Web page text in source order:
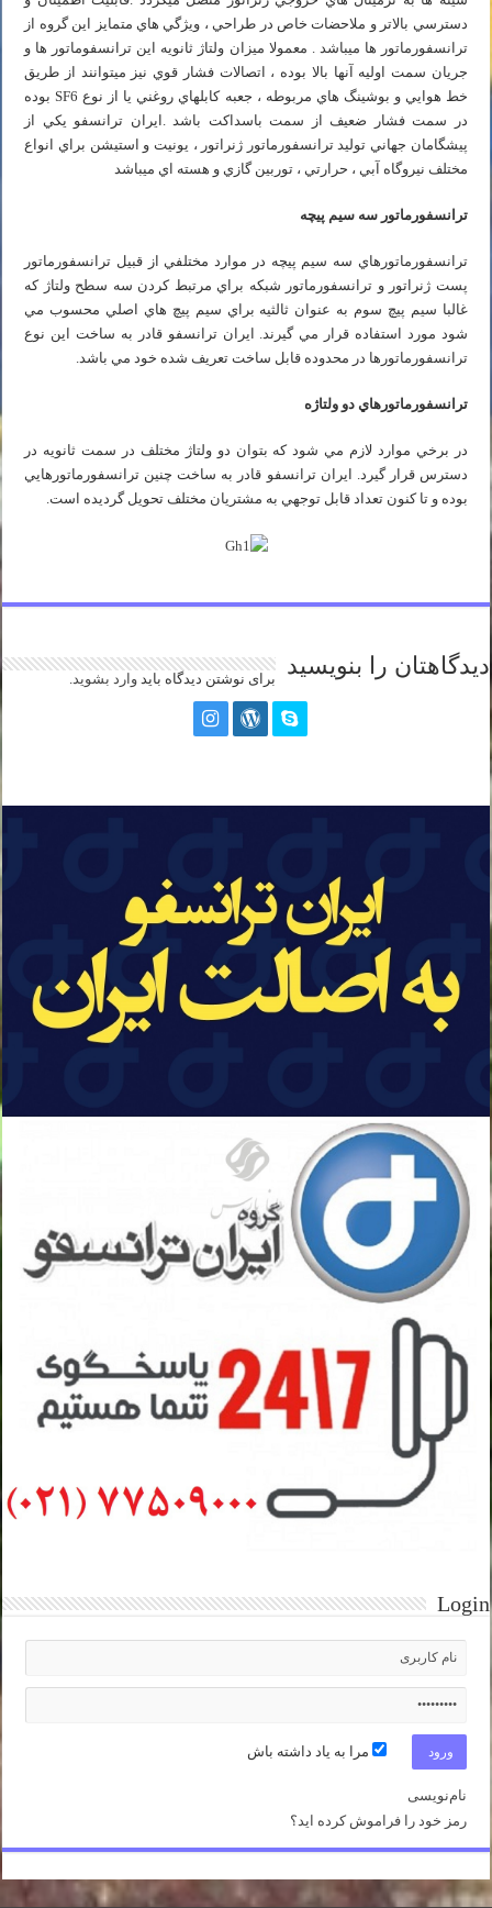
دسترسي بالاتر و ملاحضات خاص در طراحي ، ويژگي هاي متمايز اين گروه از
ترانسفورماتور ها ميباشد . معمولا ميزان ولتاژ ثانويه اين ترانسفوماتور ها و
جريان سمت اوليه آنها بالا بوده ، اتصالات فشار قوي نيز ميتوانند از طريق
خط هوايي و بوشينگ هاي مربوطه ، جعبه كابلهاي روغني يا از نوع SF6 بوده
در سمت فشار ضعيف از سمت باسداكت باشد .ايران ترانسفو يكي از
پيشگامان جهاني توليد ترانسفورماتور ژنراتور ، يونيت و استيشن براي انواع
مختلف نيروگاه آبي ، حرارتي ، توربين گازي و هسته اي ميباشد
ترانسفورماتور سه سيم پيچه
ترانسفورماتورهاي سه سيم پيچه در موارد مختلفي از قبيل ترانسفورماتور
پست ژنراتور و ترانسفورماتور شبكه براي مرتبط كردن سه سطح ولتاژ كه
غالبا سيم پيچ سوم به عنوان ثالثيه براي سيم پيچ هاي اصلي محسوب مي
شود مورد استفاده قرار مي گيرند. ايران ترانسفو قادر به ساخت اين نوع
ترانسفورماتورها در محدوده قابل ساخت تعريف شده خود مي باشد.
ترانسفورماتورهاي دو ولتاژه
در برخي موارد لازم مي شود كه بتوان دو ولتاژ مختلف در سمت ثانويه در
دسترس قرار گيرد. ايران ترانسفو قادر به ساخت چنين ترانسفورماتورهايي
بوده و تا كنون تعداد قابل توجهي به مشتريان مختلف تحويل گرديده است.
دیدگاهتان را بنویسید برای نوشتن دیدگاه بایدوارد بشوید.
Login
مرا به یاد داشته باش
نام‌نویسی
رمز خود را فراموش کرده اید؟